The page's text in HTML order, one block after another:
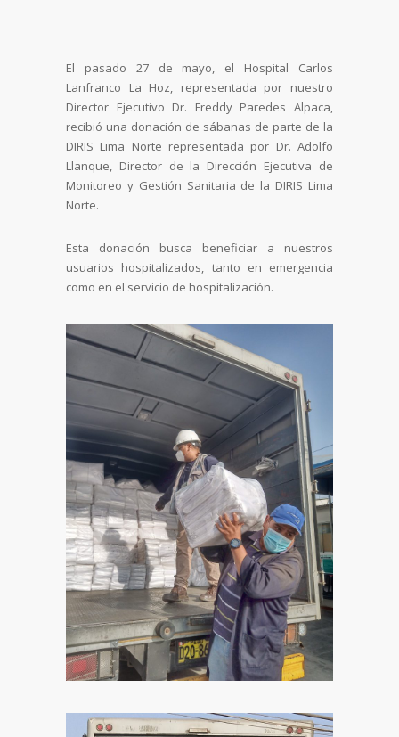
El pasado 27 de mayo, el Hospital Carlos
Lanfranco La Hoz, representada por nuestro
Director Ejecutivo Dr. Freddy Paredes Alpaca,
recibió una donación de sábanas de parte de la
DIRIS Lima Norte representada por Dr. Adolfo
Llanque, Director de la Dirección Ejecutiva de
Monitoreo y Gestión Sanitaria de la DIRIS Lima
Norte.
Esta donación busca beneficiar a nuestros
usuarios hospitalizados, tanto en emergencia
como en el servicio de hospitalización.